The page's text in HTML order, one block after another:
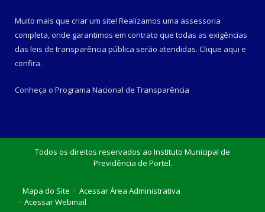
Muito mais que criar um site! Realizamos uma assessoria
completa, onde garantimos em contrato que todas as exigências
das leis de transparência pública serão atendidas. Clique aqui e
confira.
Conheça o Programa Nacional de Transparência
Todos os direitos reservados ao Instituto Municipal de
Previdência de Portel.
Mapa do Site
Acessar Área Administrativa
Acessar Webmail